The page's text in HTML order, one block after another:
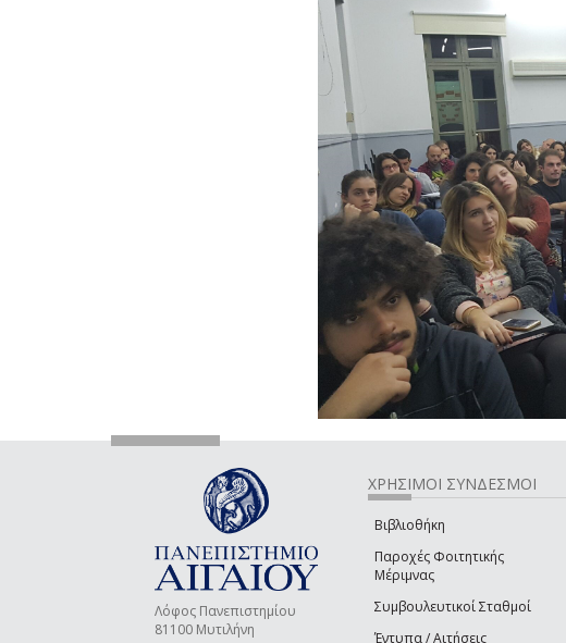
Λόφος Πανεπιστημίου
81100 Μυτιλήνη
ΧΡΗΣΙΜΟΙ ΣΥΝΔΕΣΜΟΙ
Βιβλιοθήκη
Παροχές Φοιτητικής
Μέριμνας
Συμβουλευτικοί Σταθμοί
Έντυπα / Αιτήσεις